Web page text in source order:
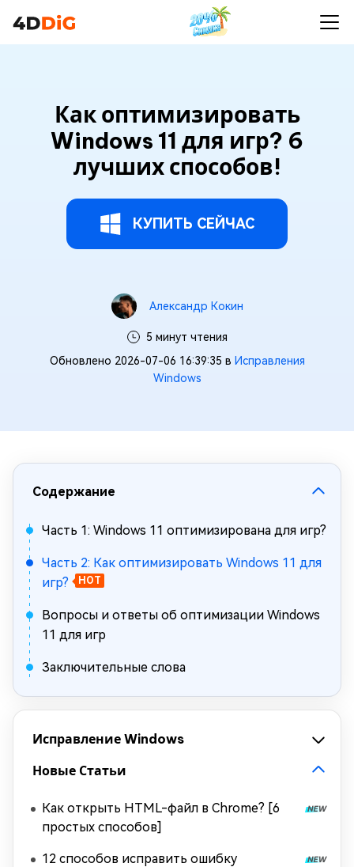
Как оптимизировать
Windows 11 для игр? 6
лучших способов!
КУПИТЬ СЕЙЧАС
Александр Кокин
5 минут чтения
Обновлено 2026-07-06 16:39:35 в Исправления
Windows
Содержание
Часть 1: Windows 11 оптимизирована для игр?
Часть 2: Как оптимизировать Windows 11 для
игр?
HOT
Вопросы и ответы об оптимизации Windows
11 для игр
Заключительные слова
Исправление Windows
Новые Статьи
Как открыть HTML-файл в Chrome? [6
простых способов]
12 способов исправить ошибку